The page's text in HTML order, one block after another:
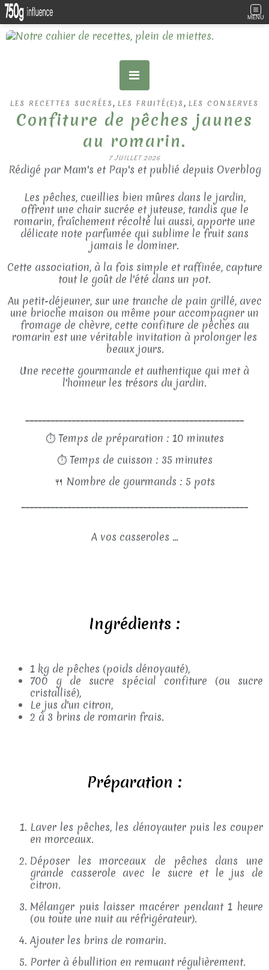
MENU
LES RECETTES SUCRÉES , LES FRUITÉ(E)S , LES CONSERVES
Confiture de pêches jaunes
au romarin.
7 JUILLET 2026
Rédigé par Mam's et Pap's et publié depuis Overblog
Les pêches, cueillies bien mûres dans le jardin,
offrent une chair sucrée et juteuse, tandis que le
romarin, fraîchement récolté lui aussi, apporte une
délicate note parfumée qui sublime le fruit sans
jamais le dominer.
Cette association, à la fois simple et raffinée, capture
tout le goût de l'été dans un pot.
Au petit-déjeuner, sur une tranche de pain grillé, avec
une brioche maison ou même pour accompagner un
fromage de chèvre, cette confiture de pêches au
romarin est une véritable invitation à prolonger les
beaux jours.
Une recette gourmande et authentique qui met à
l'honneur les trésors du jardin.
⏱ Temps de préparation : 10 minutes
⏱ Temps de cuisson : 35 minutes
🍴 Nombre de gourmands : 5 pots
A vos casseroles ...
Ingrédients :
1 kg de pêches (poids dénoyauté),
700 g de sucre spécial confiture (ou sucre
cristallisé),
Le jus d'un citron,
2 à 3 brins de romarin frais.
Préparation :
Laver les pêches, les dénoyauter puis les couper
en morceaux.
Déposer les morceaux de pêches dans une
grande casserole avec le sucre et le jus de
citron.
Mélanger puis laisser macérer pendant 1 heure
(ou toute une nuit au réfrigérateur).
Ajouter les brins de romarin.
Porter à ébullition en remuant régulièrement.